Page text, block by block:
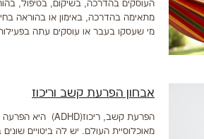
העוסקים בהדרכה, בשיקום, בטיפול,
מתאימה בהדרכה, באימון או בהוראה
מי שעסקו בעבר או עוסקים עתה
אבחון הפרעת קשב וריכוז
מאוכלוסיית העולם. יש לה ביטויים